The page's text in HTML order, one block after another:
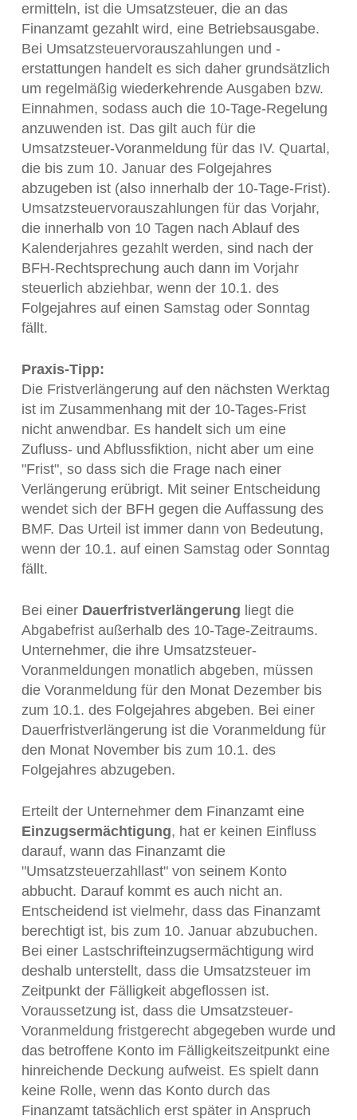
ermitteln, ist die Umsatzsteuer, die an das
Finanzamt gezahlt wird, eine Betriebsausgabe.
Bei Umsatzsteuervorauszahlungen und -
erstattungen handelt es sich daher grundsätzlich
um regelmäßig wiederkehrende Ausgaben bzw.
Einnahmen, sodass auch die 10-Tage-Regelung
anzuwenden ist. Das gilt auch für die
Umsatzsteuer-Voranmeldung für das IV. Quartal,
die bis zum 10. Januar des Folgejahres
abzugeben ist (also innerhalb der 10-Tage-Frist).
Umsatzsteuervorauszahlungen für das Vorjahr,
die innerhalb von 10 Tagen nach Ablauf des
Kalenderjahres gezahlt werden, sind nach der
BFH-Rechtsprechung auch dann im Vorjahr
steuerlich abziehbar, wenn der 10.1. des
Folgejahres auf einen Samstag oder Sonntag
fällt.
Praxis-Tipp:
Die Fristverlängerung auf den nächsten Werktag
ist im Zusammenhang mit der 10-Tages-Frist
nicht anwendbar. Es handelt sich um eine
Zufluss- und Abflussfiktion, nicht aber um eine
"Frist", so dass sich die Frage nach einer
Verlängerung erübrigt. Mit seiner Entscheidung
wendet sich der BFH gegen die Auffassung des
BMF. Das Urteil ist immer dann von Bedeutung,
wenn der 10.1. auf einen Samstag oder Sonntag
fällt.
Bei einer Dauerfristverlängerung liegt die
Abgabefrist außerhalb des 10-Tage-Zeitraums.
Unternehmer, die ihre Umsatzsteuer-
Voranmeldungen monatlich abgeben, müssen
die Voranmeldung für den Monat Dezember bis
zum 10.1. des Folgejahres abgeben. Bei einer
Dauerfristverlängerung ist die Voranmeldung für
den Monat November bis zum 10.1. des
Folgejahres abzugeben.
Erteilt der Unternehmer dem Finanzamt eine
Einzugsermächtigung, hat er keinen Einfluss
darauf, wann das Finanzamt die
"Umsatzsteuerzahllast" von seinem Konto
abbucht. Darauf kommt es auch nicht an.
Entscheidend ist vielmehr, dass das Finanzamt
berechtigt ist, bis zum 10. Januar abzubuchen.
Bei einer Lastschrifteinzugsermächtigung wird
deshalb unterstellt, dass die Umsatzsteuer im
Zeitpunkt der Fälligkeit abgeflossen ist.
Voraussetzung ist, dass die Umsatzsteuer-
Voranmeldung fristgerecht abgegeben wurde und
das betroffene Konto im Fälligkeitszeitpunkt eine
hinreichende Deckung aufweist. Es spielt dann
keine Rolle, wenn das Konto durch das
Finanzamt tatsächlich erst später in Anspruch